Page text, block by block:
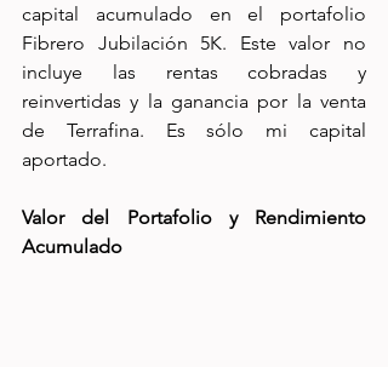
capital acumulado en el portafolio
Fibrero Jubilación 5K. Este valor no
incluye las rentas cobradas y
reinvertidas y la ganancia por la venta
de Terrafina. Es sólo mi capital
aportado.
Valor del Portafolio y Rendimiento
Acumulado